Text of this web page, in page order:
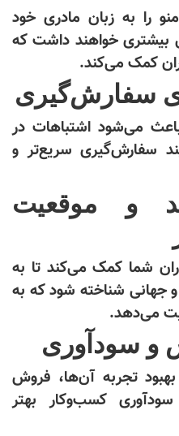
را به زبان مادری خود
بیشتری خواهند داشت که
کمک می‌کند.
می‌شود اشتباهات در
سفارش‌گیری سریع‌تر و
و موقعیت
شما کمک می‌کند تا به
جهانی شناخته شود که به
می‌دهد.
تجربه آن‌ها، فروش
کسب‌وکار بهتر